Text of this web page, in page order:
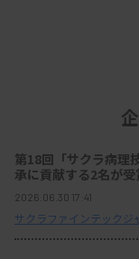
第18回「サクラ病理
承に貢献する2名が受
2026.06.30 17:41
サクラファインテックジ